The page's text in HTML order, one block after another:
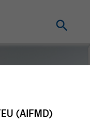
(AIFMD)